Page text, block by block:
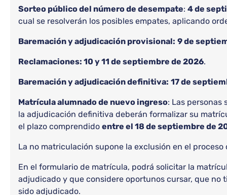
Sorteo público del número de desempate: 4 de
cual se resolverán los posibles empates, aplicando
Baremación y adjudicación provisional: 9 de
Reclamaciones: 10 y 11 de septiembre de 2026.
Baremación y adjudicación definitiva: 17 de
Matrícula alumnado de nuevo ingreso: Las
la adjudicación definitiva deberán formalizar su
el plazo comprendido entre el 18 de septiembre de
La no matriculación supone la exclusión en el
En el formulario de matrícula, podrá solicitar la
adjudicado y que considere oportunos cursar, que
sido adjudicado.